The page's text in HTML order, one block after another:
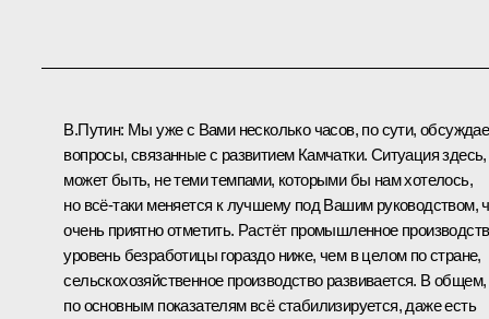
В.Путин: Мы уже с Вами несколько часов, по сути,
вопросы, связанные с развитием Камчатки. Ситуация здесь,
может быть, не теми темпами, которыми бы нам хотелось,
но всё-таки меняется к лучшему под Вашим руководством,
очень приятно отметить. Растёт промышленное
уровень безработицы гораздо ниже, чем в целом по стране,
сельскохозяйственное производство развивается. В общем,
по основным показателям всё стабилизируется, даже есть